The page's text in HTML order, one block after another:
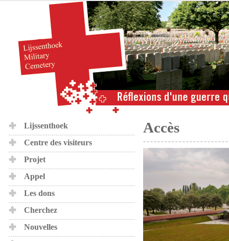
Lijssenthoek
Centre des visiteurs
Projet
Appel
Les dons
Cherchez
Nouvelles
Accès